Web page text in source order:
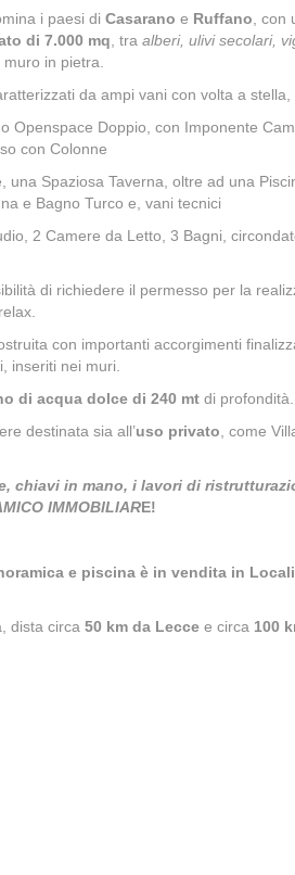
i paesi di Casarano e Ruffano ,
di 7.000 mq , tra alberi, ulivi secolari,
in pietra.
da ampi vani con volta a
Openspace Doppio, con Imponente
con Colonne
una Spaziosa Taverna, oltre ad una
e Bagno Turco e, vani tecnici
2 Camere da Letto, 3 Bagni,
di richiedere il permesso per la
con importanti accorgimenti
inseriti nei muri.
di acqua dolce di 240 mt di profondità.
destinata sia all’uso privato , come
chiavi in mano, i lavori di
IMMOBILIARE!
e piscina è in vendita in
dista circa 50 km da Lecce e circa 100